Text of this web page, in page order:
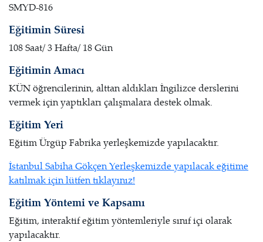
SMYD-816
Eğitimin Süresi
108 Saat/ 3 Hafta/ 18 Gün
Eğitimin Amacı
KÜN öğrencilerinin, alttan aldıkları İngilizce derslerini
vermek için yaptıkları çalışmalara destek olmak.
Eğitim Yeri
Eğitim Ürgüp Fabrika yerleşkemizde yapılacaktır.
İstanbul Sabiha Gökçen Yerleşkemizde yapılacak eğitime
katılmak için lütfen tıklayınız!
Eğitim Yöntemi ve Kapsamı
Eğitim, interaktif eğitim yöntemleriyle sınıf içi olarak
yapılacaktır.